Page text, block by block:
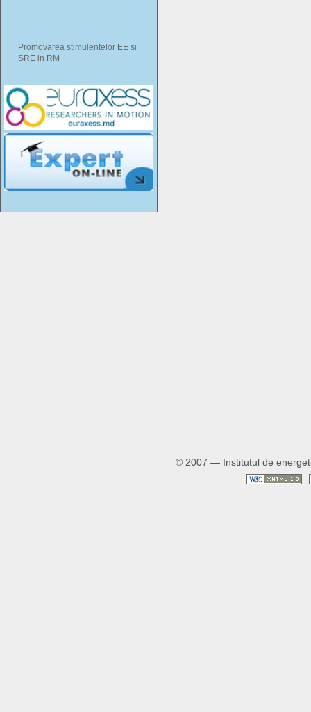
Promovarea stimulentelor EE si
SRE in RM
© 2007 — Institutul de